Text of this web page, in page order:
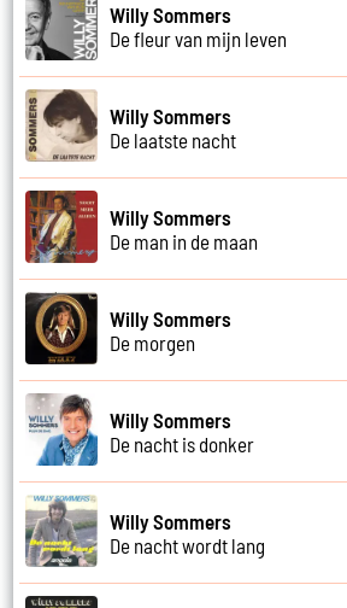
Willy Sommers
De fleur van mijn leven
Willy Sommers
De laatste nacht
Willy Sommers
De man in de maan
Willy Sommers
De morgen
Willy Sommers
De nacht is donker
Willy Sommers
De nacht wordt lang